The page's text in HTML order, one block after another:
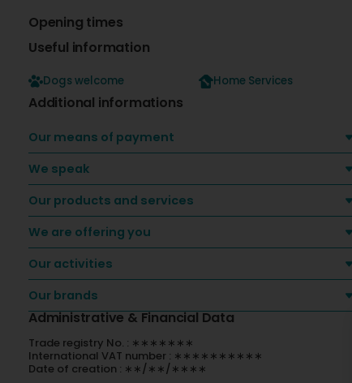
Opening times
Useful information
Dogs welcome Home Services
Additional informations
Our means of payment
We speak
Our products and services
We are offering you
Our activities
Our brands
Administrative & Financial Data
Trade registry No. : ∗∗∗∗∗∗∗
International VAT number : ∗∗∗∗∗∗∗∗∗∗
Date of creation : ∗∗/∗∗/∗∗∗∗